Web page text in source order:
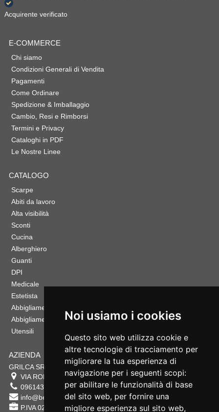
Noi usiamo i cookies
Questo sito web utilizza cookie e
altre tecnologie di tracciamento per
migliorare la tua esperienza di
navigazione per i seguenti scopi:
per abilitare le funzionalità di base
del sito web, per fornire una
migliore esperienza sul sito web,
Acquirente verificato
E-COMMERCE
Chi siamo
Condizioni Generali di Vendita
Pagamenti
Come Ordinare
Spedizione & Imballaggio
Cambio, Resi e Rimborsi
Termini e Privacy
Cataloghi in PDF
Le Nostre Linee
CATALOGO
Scarpe
Abiti da lavoro
Alta visibilità
Sconti
Cucina
Alberghiero
Guanti
DPI
Medicale
Estetista
Abbigliamento Sportivo
Abbigliamento Bambino
Utensili
AZIENDA
GRILCA SRL
VIA ROMA 180 88054 SERSALE CZ
0961432177
info@bestsafety.it
P.IVA 02342180797